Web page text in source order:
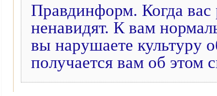
Правдинформ. Когда вас
ненавидят. К вам
вы нарушаете культуру
получается вам об этом